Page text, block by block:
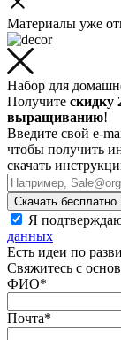
Материалы уже
Набор для
Получите скидку
выращиванию!
Введите свой e-
чтобы получить
скачать
Скачать бесплатно
Я
данных
Есть идеи по
Свяжитесь с
ФИО*
Почта*